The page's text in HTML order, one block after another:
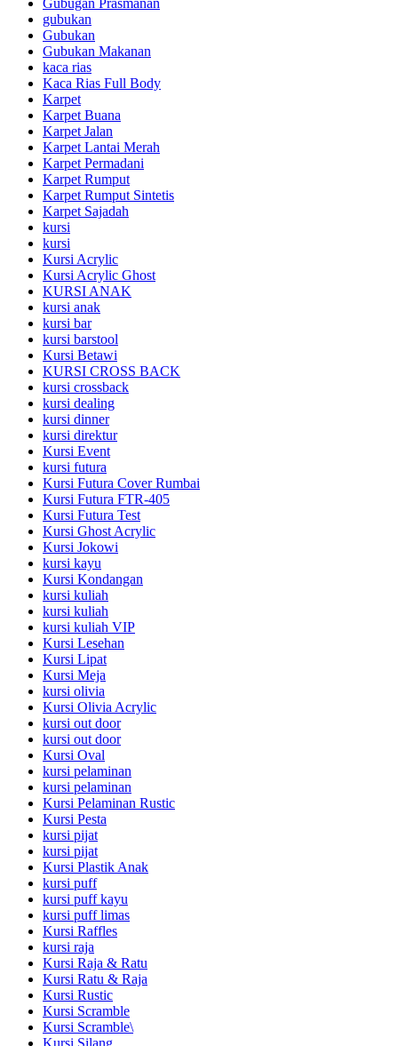
Gubugan Prasmanan
gubukan
Gubukan
Gubukan Makanan
kaca rias
Kaca Rias Full Body
Karpet
Karpet Buana
Karpet Jalan
Karpet Lantai Merah
Karpet Permadani
Karpet Rumput
Karpet Rumput Sintetis
Karpet Sajadah
kursi
kursi
Kursi Acrylic
Kursi Acrylic Ghost
KURSI ANAK
kursi anak
kursi bar
kursi barstool
Kursi Betawi
KURSI CROSS BACK
kursi crossback
kursi dealing
kursi dinner
kursi direktur
Kursi Event
kursi futura
Kursi Futura Cover Rumbai
Kursi Futura FTR-405
Kursi Futura Test
Kursi Ghost Acrylic
Kursi Jokowi
kursi kayu
Kursi Kondangan
kursi kuliah
kursi kuliah
kursi kuliah VIP
Kursi Lesehan
Kursi Lipat
Kursi Meja
kursi olivia
Kursi Olivia Acrylic
kursi out door
kursi out door
Kursi Oval
kursi pelaminan
kursi pelaminan
Kursi Pelaminan Rustic
Kursi Pesta
kursi pijat
kursi pijat
Kursi Plastik Anak
kursi puff
kursi puff kayu
kursi puff limas
Kursi Raffles
kursi raja
Kursi Raja & Ratu
Kursi Ratu & Raja
Kursi Rustic
Kursi Scramble
Kursi Scramble\